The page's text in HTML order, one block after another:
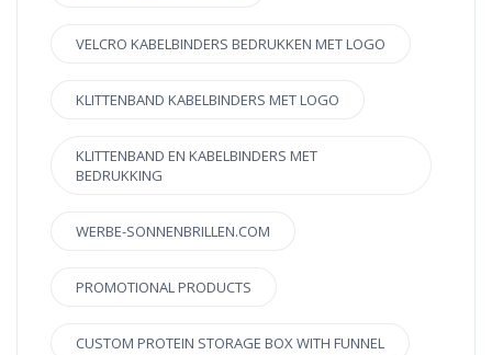
VELCRO KABELBINDERS BEDRUKKEN MET LOGO
KLITTENBAND KABELBINDERS MET LOGO
KLITTENBAND EN KABELBINDERS MET
BEDRUKKING
WERBE-SONNENBRILLEN.COM
PROMOTIONAL PRODUCTS
CUSTOM PROTEIN STORAGE BOX WITH FUNNEL